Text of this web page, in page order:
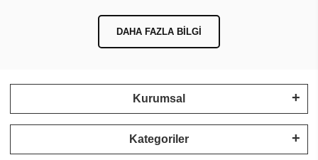
DAHA FAZLA BILGI
Kurumsal
Kategoriler